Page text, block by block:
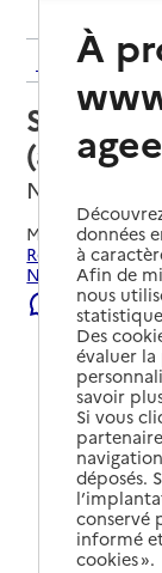
Retour
Service
(aide) –
Nyons,
Mis à jour le22/
Rechercher les
Nyons.
Signaler
À
données
à
Afin de
nous
Des
évaluer
savoir
Si vous
déposés.
conservé
informé
cookies ».